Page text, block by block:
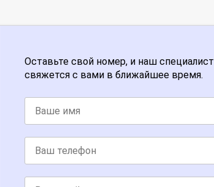
Оставьте свой номер, и наш специалист
свяжется с вами в ближайшее время.